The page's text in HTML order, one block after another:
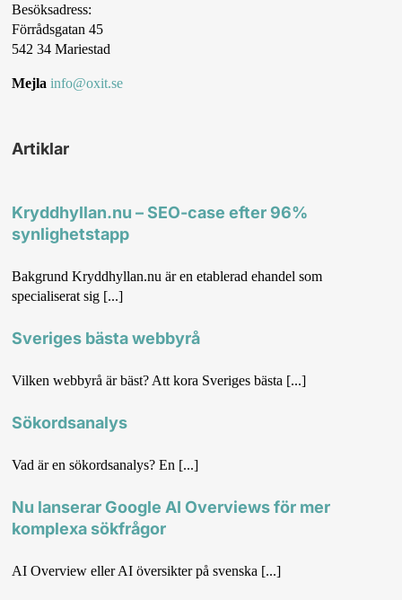
Besöksadress:
Förrådsgatan 45
542 34 Mariestad
Mejla info@oxit.se
Artiklar
Kryddhyllan.nu – SEO-case efter 96%
synlighetstapp
Bakgrund Kryddhyllan.nu är en etablerad ehandel som
specialiserat sig [...]
Sveriges bästa webbyrå
Vilken webbyrå är bäst? Att kora Sveriges bästa [...]
Sökordsanalys
Vad är en sökordsanalys? En [...]
Nu lanserar Google AI Overviews för mer
komplexa sökfrågor
AI Overview eller AI översikter på svenska [...]